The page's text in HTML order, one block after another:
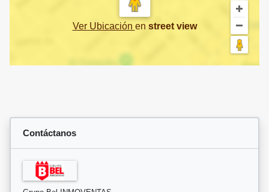
Ver Ubicación en street view
Contáctanos